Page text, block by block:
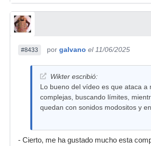
#8433 por galvano el 11/06/2025
Wikter escribió:
Lo bueno del vídeo es que ataca a
complejas, buscando límites,
quedan con sonidos modositos y
- Cierto, me ha gustado mucho esta